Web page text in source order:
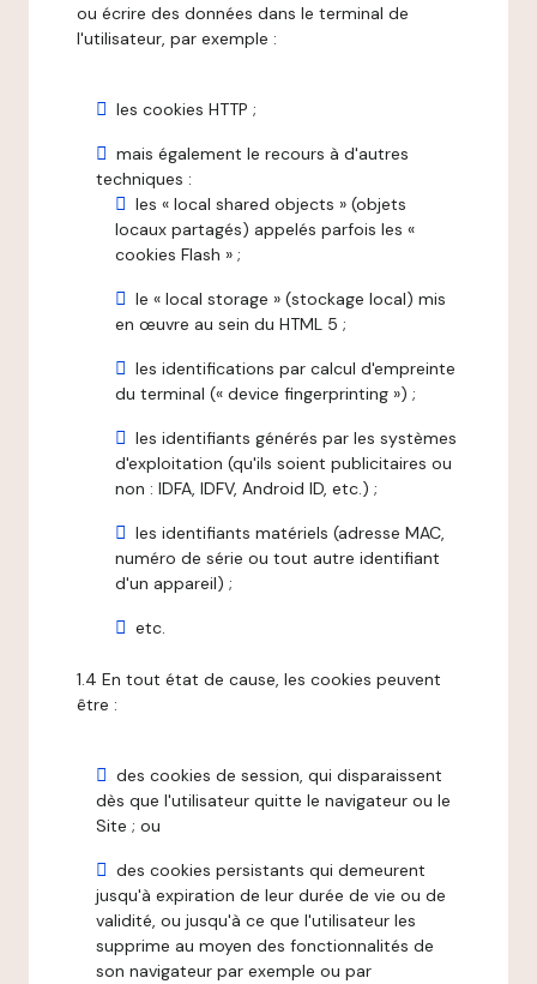
ou écrire des données dans le terminal de
l'utilisateur, par exemple :
les cookies HTTP ;
mais également le recours à d'autres
techniques :
les « local shared objects » (objets
locaux partagés) appelés parfois les «
cookies Flash » ;
le « local storage » (stockage local) mis
en œuvre au sein du HTML 5 ;
les identifications par calcul d'empreinte
du terminal (« device fingerprinting ») ;
les identifiants générés par les systèmes
d'exploitation (qu'ils soient publicitaires ou
non : IDFA, IDFV, Android ID, etc.) ;
les identifiants matériels (adresse MAC,
numéro de série ou tout autre identifiant
d'un appareil) ;
etc.
1.4 En tout état de cause, les cookies peuvent
être :
des cookies de session, qui disparaissent
dès que l'utilisateur quitte le navigateur ou le
Site ; ou
des cookies persistants qui demeurent
jusqu'à expiration de leur durée de vie ou de
validité, ou jusqu'à ce que l'utilisateur les
supprime au moyen des fonctionnalités de
son navigateur par exemple ou par